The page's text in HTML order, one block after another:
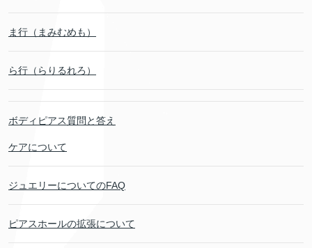
ま行（まみむめも）
ら行（らりるれろ）
ボディピアス質問と答え
ケアについて
ジュエリーについてのFAQ
ピアスホールの拡張について